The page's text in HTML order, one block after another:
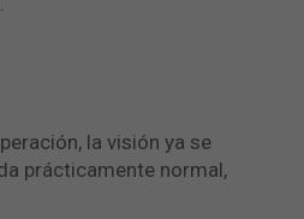
la visión ya se
prácticamente normal,